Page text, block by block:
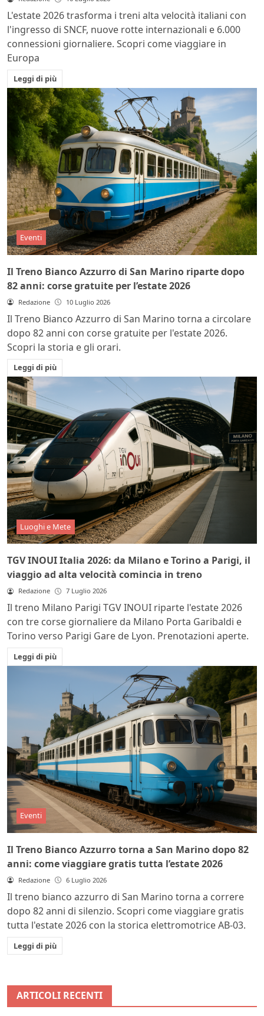
L'estate 2026 trasforma i treni alta velocità italiani con
l'ingresso di SNCF, nuove rotte internazionali e 6.000
connessioni giornaliere. Scopri come viaggiare in
Europa
Leggi di più
Eventi
Il Treno Bianco Azzurro di San Marino riparte dopo
82 anni: corse gratuite per l’estate 2026
Redazione 10 Luglio 2026
Il Treno Bianco Azzurro di San Marino torna a circolare
dopo 82 anni con corse gratuite per l'estate 2026.
Scopri la storia e gli orari.
Leggi di più
Luoghi e Mete
TGV INOUI Italia 2026: da Milano e Torino a Parigi, il
viaggio ad alta velocità comincia in treno
Redazione 7 Luglio 2026
Il treno Milano Parigi TGV INOUI riparte l'estate 2026
con tre corse giornaliere da Milano Porta Garibaldi e
Torino verso Parigi Gare de Lyon. Prenotazioni aperte.
Leggi di più
Eventi
Il Treno Bianco Azzurro torna a San Marino dopo 82
anni: come viaggiare gratis tutta l’estate 2026
Redazione 6 Luglio 2026
Il treno bianco azzurro di San Marino torna a correre
dopo 82 anni di silenzio. Scopri come viaggiare gratis
tutta l'estate 2026 con la storica elettromotrice AB-03.
Leggi di più
ARTICOLI RECENTI